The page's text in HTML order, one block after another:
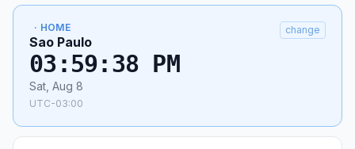
· HOME
Sao Paulo
change
03:59:39 PM
Sat, Aug 8
UTC-03:00